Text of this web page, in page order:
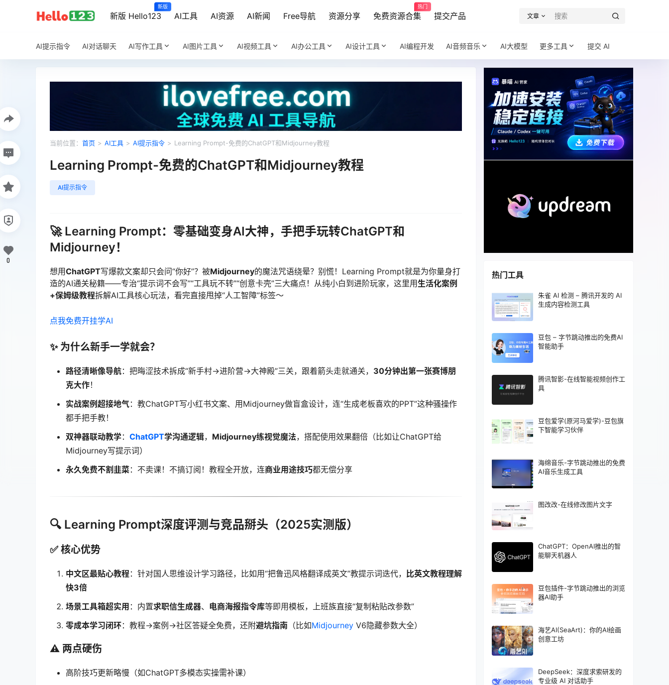
新版 Hello123
新版
AI工具 AI资源 AI新闻 Free导航 资源分享 免费资源合集
热门
提交产品 文章
AI提示指令 AI对话聊天 AI写作工具 AI图片工具 AI视频工具 AI办公工具 AI设计工具 AI编程开发 AI音频音乐 AI大模型 更多工具 提交 AI
当前位置： 首页 > AI工具 > AI提示指令 > Learning Prompt-免费的ChatGPT和Midjourney教程
Learning Prompt-免费的ChatGPT和Midjourney教程
AI提示指令
🚀 Learning Prompt：零基础变身AI大神，手把手玩转ChatGPT和
Midjourney！
想用ChatGPT写爆款文案却只会问“你好”？被Midjourney的魔法咒语绕晕？别慌！Learning Prompt就是为你量身打
造的AI通关秘籍——专治“提示词不会写”“工具玩不转”“创意卡壳”三大痛点！从纯小白到进阶玩家，这里用生活化案例
+保姆级教程拆解AI工具核心玩法，看完直接甩掉“人工智障”标签～
点我免费开挂学AI
✨ 为什么新手一学就会？
路径清晰像导航：把晦涩技术拆成“新手村→进阶营→大神殿”三关，跟着箭头走就通关， 30分钟出第一张赛博朋
克大作！
实战案例超接地气：教ChatGPT写小红书文案、用Midjourney做盲盒设计，连“生成老板喜欢的PPT”这种骚操作
都手把手教！
双神器联动教学： ChatGPT学沟通逻辑， Midjourney练视觉魔法，搭配使用效果翻倍（比如让ChatGPT给
Midjourney写提示词）
永久免费不割韭菜：不卖课！不搞订阅！教程全开放，连商业用途技巧都无偿分享
🔍 Learning Prompt深度评测与竞品掰头（2025实测版）
✅ 核心优势
中文区最贴心教程：针对国人思维设计学习路径，比如用“把鲁迅风格翻译成英文”教提示词迭代， 比英文教程理解
快3倍
场景工具箱超实用 ：内置求职信生成器、 电商海报指令库等即用模板，上班族直接“复制粘贴改参数”
零成本学习闭环：教程→案例→社区答疑全免费，还附避坑指南 （比如Midjourney V6隐藏参数大全）
⚠️ 两点硬伤
高阶技巧更新略慢（如ChatGPT多模态实操需补课）
0
热门工具
朱雀 AI 检测 – 腾讯开发的 AI
生成内容检测工具
豆包 – 字节跳动推出的免费AI
智能助手
腾讯智影-在线智能视频创作工
具
豆包爱学(原河马爱学)-豆包旗
下智能学习伙伴
海绵音乐-字节跳动推出的免费
AI音乐生成工具
图改改-在线修改图片文字
ChatGPT：OpenAI推出的智
能聊天机器人
豆包插件-字节跳动推出的浏览
器AI助手
海艺AI(SeaArt)：你的AI绘画
创意工坊
DeepSeek：深度求索研发的
专业级 AI 对话助手